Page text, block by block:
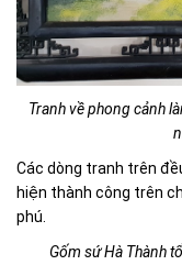
Tranh về phong cảnh
Các dòng tranh trên
hiện thành công trên
phú.
Gốm sứ Hà Thành